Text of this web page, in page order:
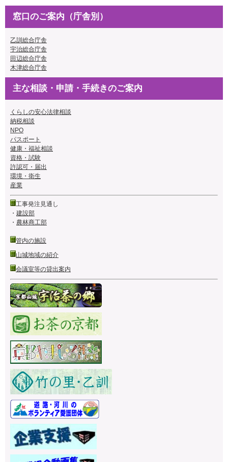
窓口のご案内（庁舎別）
乙訓総合庁舎
宇治総合庁舎
田辺総合庁舎
木津総合庁舎
主な相談・申請・手続きのご案内
くらしの安心法律相談
納税相談
NPO
パスポート
健康・福祉相談
資格・試験
許認可・届出
環境・衛生
産業
工事発注見通し
・ 建設部
・ 農林商工部
管内の施設
山城地域の紹介
会議室等の貸出案内